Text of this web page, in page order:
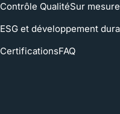
Contrôle QualitéSur
ESG et développement
CertificationsFAQ